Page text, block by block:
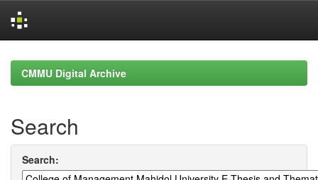
navigationCMMU Digital Archive
Search
Search: